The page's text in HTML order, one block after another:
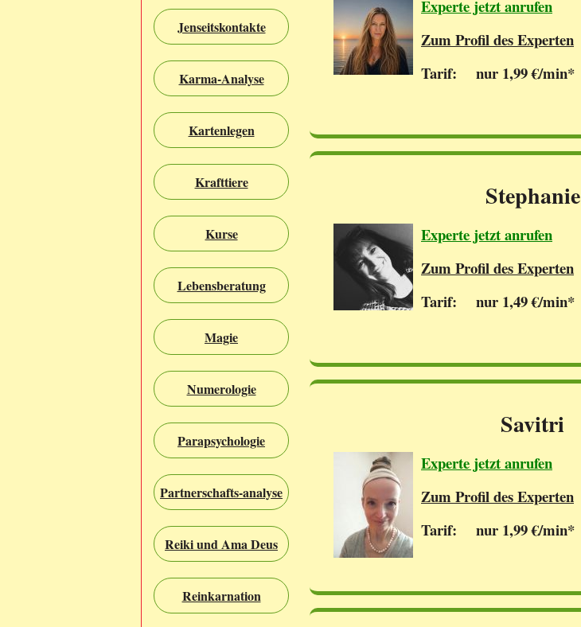
Jenseitskontakte
Karma-Analyse
Kartenlegen
Krafttiere
Kurse
Lebensberatung
Magie
Numerologie
Parapsychologie
Partnerschafts-analyse
Reiki und Ama Deus
Reinkarnation
Experte jetzt anrufen
Zum Profil des Experten
Tarif: nur 1,99 €/min*
Stephanie
Experte jetzt anrufen
Zum Profil des Experten
Tarif: nur 1,49 €/min*
Savitri
Experte jetzt anrufen
Zum Profil des Experten
Tarif: nur 1,99 €/min*